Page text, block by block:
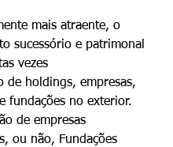
mais atraente, o
sucessório e patrimonal
vezes
de holdings, empresas,
fundações no exterior.
de empresas
ou não, Fundações